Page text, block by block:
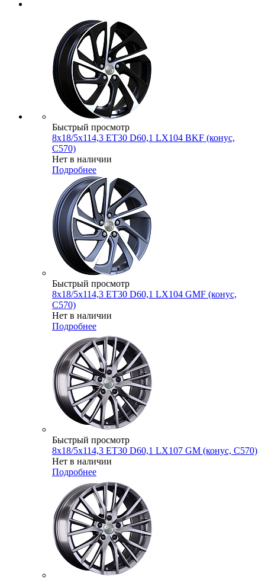
Быстрый просмотр
8x18/5x114,3 ET30 D60,1 LX104 BKF (конус,
C570)
Нет в наличии
Подробнее
Быстрый просмотр
8x18/5x114,3 ET30 D60,1 LX104 GMF (конус,
C570)
Нет в наличии
Подробнее
Быстрый просмотр
8x18/5x114,3 ET30 D60,1 LX107 GM (конус, C570)
Нет в наличии
Подробнее